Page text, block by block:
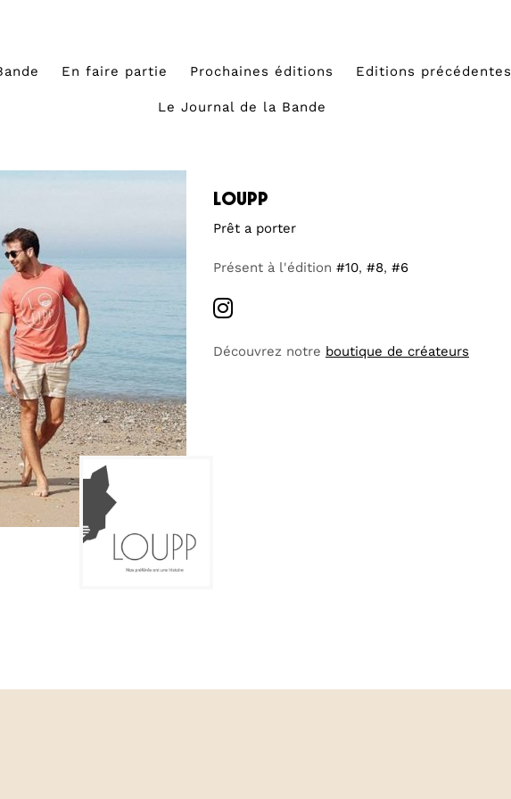
En faire partie Prochaines éditions Editions précédentes
Le Journal de la Bande
loupp
Prêt a porter
Présent à l'édition #10, #8, #6
Découvrez notre boutique de créateurs